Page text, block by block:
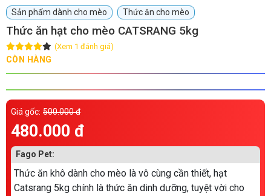
Dịch vụ mua bán chó
mèo
Dịch vụ phối giống chó
mèo
TIN TỨC
spa cho thú cưng
Thông tin về chó
CHÍNH SÁCH
Chính sách mua hàng Chính sách vận chuyển
Sản phẩm dành cho mèo Thức ăn cho mèo
Thức ăn hạt cho mèo CATSRANG 5kg
(Xem 1 đánh giá)
CÒN HÀNG
Giá gốc: 500.000 đ
480.000 đ
Fago Pet:
Thức ăn khô dành cho mèo là vô cùng cần thiết, hạt
Catsrang 5kg chính là thức ăn dinh dưỡng, tuyệt vời cho